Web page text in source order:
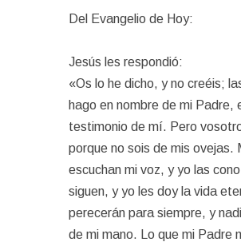
Del Evangelio de Hoy:
Jesús les respondió:
«Os lo he dicho, y no creéis;
hago en nombre de mi Padre,
testimonio de mí. Pero
porque no sois de mis ovejas.
escuchan mi voz, y yo las
siguen, y yo les doy la vida
perecerán para siempre, y
de mi mano. Lo que mi Padre